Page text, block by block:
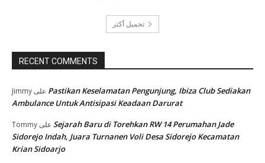
تحميل أكثر
RECENT COMMENTS
Jimmy
Pastikan Keselamatan Pengunjung, Ibiza Club Sediakan
Ambulance Untuk Antisipasi Keadaan Darurat
Tommy
Sejarah Baru di Torehkan RW 14 Perumahan Jade
Sidorejo Indah, Juara Turnanen Voli Desa Sidorejo Kecamatan
Krian Sidoarjo